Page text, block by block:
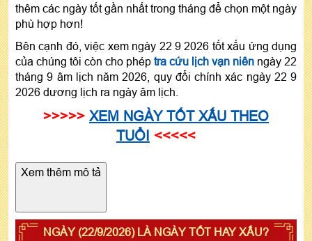
thêm các ngày tốt gần nhất trong tháng để chọn một ngày
phù hợp hơn!
Bên cạnh đó, việc xem ngày 22 9 2026 tốt xấu ứng dụng
của chúng tôi còn cho phép tra cứu lịch vạn niên ngày 22
tháng 9 âm lịch năm 2026, quy đổi chính xác ngày 22 9
2026 dương lịch ra ngày âm lịch.
>>>>> XEM NGÀY TỐT XẤU THEO
TUỔI <<<<<
Xem thêm mô tả
NGÀY (22/9/2026) LÀ NGÀY TỐT HAY XẤU?